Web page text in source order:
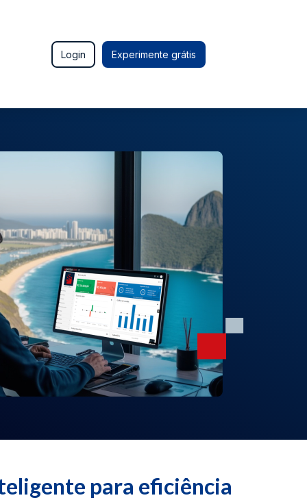
Login Experimente grátis
para eficiência